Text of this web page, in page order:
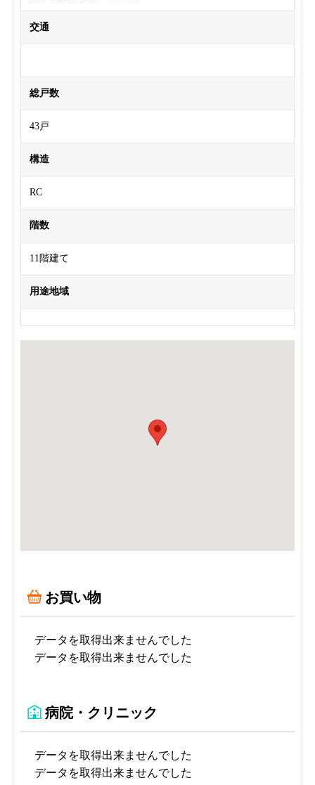
交通
総戸数
43戸
構造
RC
階数
11階建て
用途地域
お買い物
データを取得出来ませんでした
データを取得出来ませんでした
病院・クリニック
データを取得出来ませんでした
データを取得出来ませんでした